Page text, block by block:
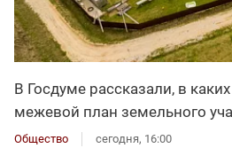
В Госдуме рассказали, в
межевой план земельного
Общество сегодня, 16:00